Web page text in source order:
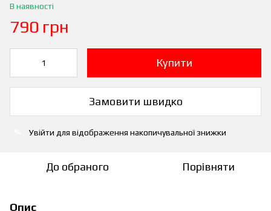
В наявності
790 грн
Купити
Замовити швидко
Увійти для відображення накопичувальної знижки
До обраного Порівняти
Опис